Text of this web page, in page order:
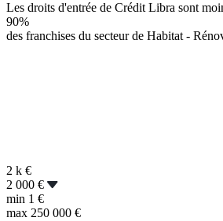
Les droits d'entrée de Crédit Libra sont
90%
des franchises du secteur de Habitat -
2 k €
2 000 €
min 1 €
max 250 000 €